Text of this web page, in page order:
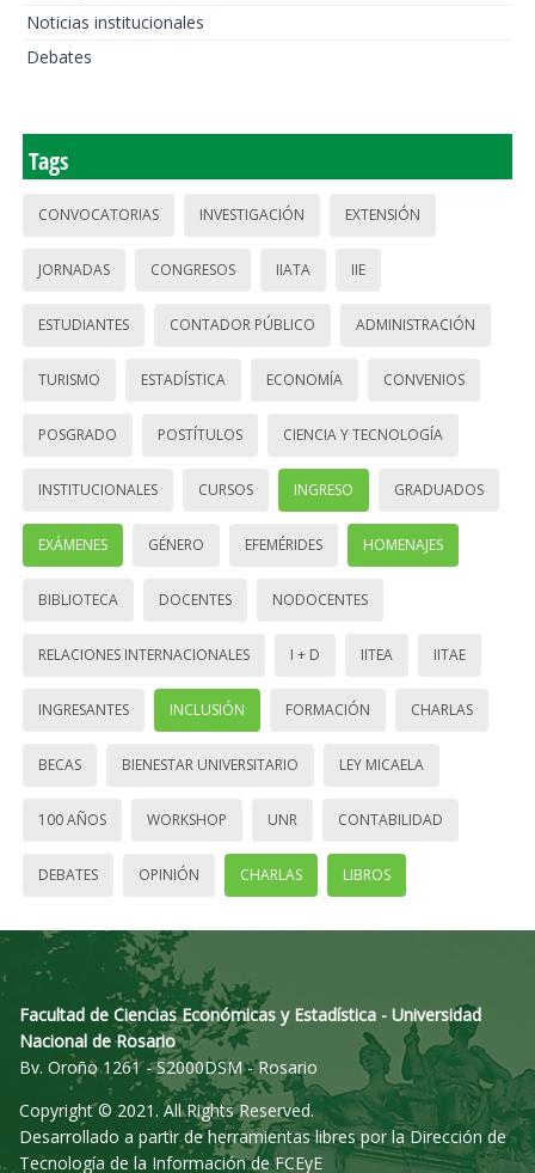
Noticias institucionales
Debates
Tags
CONVOCATORIAS INVESTIGACIÓN EXTENSIÓN
JORNADAS CONGRESOS IIATA IIE
ESTUDIANTES CONTADOR PÚBLICO ADMINISTRACIÓN
TURISMO ESTADÍSTICA ECONOMÍA CONVENIOS
POSGRADO POSTÍTULOS CIENCIA Y TECNOLOGÍA
INSTITUCIONALES CURSOS INGRESO GRADUADOS
EXÁMENES GÉNERO EFEMÉRIDES HOMENAJES
BIBLIOTECA DOCENTES NODOCENTES
RELACIONES INTERNACIONALES I + D IITEA IITAE
INGRESANTES INCLUSIÓN FORMACIÓN CHARLAS
BECAS BIENESTAR UNIVERSITARIO LEY MICAELA
100 AÑOS WORKSHOP UNR CONTABILIDAD
DEBATES OPINIÓN CHARLAS LIBROS
Facultad de Ciencias Económicas y Estadística - Universidad
Nacional de Rosario
Bv. Oroño 1261 - S2000DSM - Rosario
Copyright © 2021. All Rights Reserved.
Desarrollado a partir de herramientas libres por la Dirección de
Tecnología de la Información de FCEyE